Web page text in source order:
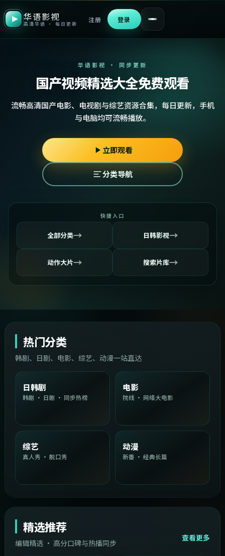
华语影视
高清华语 · 每日更新
注册 登录
华语影视 · 同步更新
国产视频精选大全免费观看
流畅高清国产电影、电视剧与综艺资源合集，每日更新，手机
与电脑均可流畅播放。
立即观看
分类导航
快捷入口
全部分类→ 日韩影视→
动作大片→ 搜索片库→
热门分类
韩剧、日剧、电影、综艺、动漫一站直达
日韩剧
韩剧 · 日剧 · 同步热榜
电影
院线 · 网络大电影
综艺
真人秀 · 脱口秀
动漫
新番 · 经典长篇
精选推荐
编辑精选 · 高分口碑与热播同步
查看更多
中国台湾 1:54:36 2:08:51